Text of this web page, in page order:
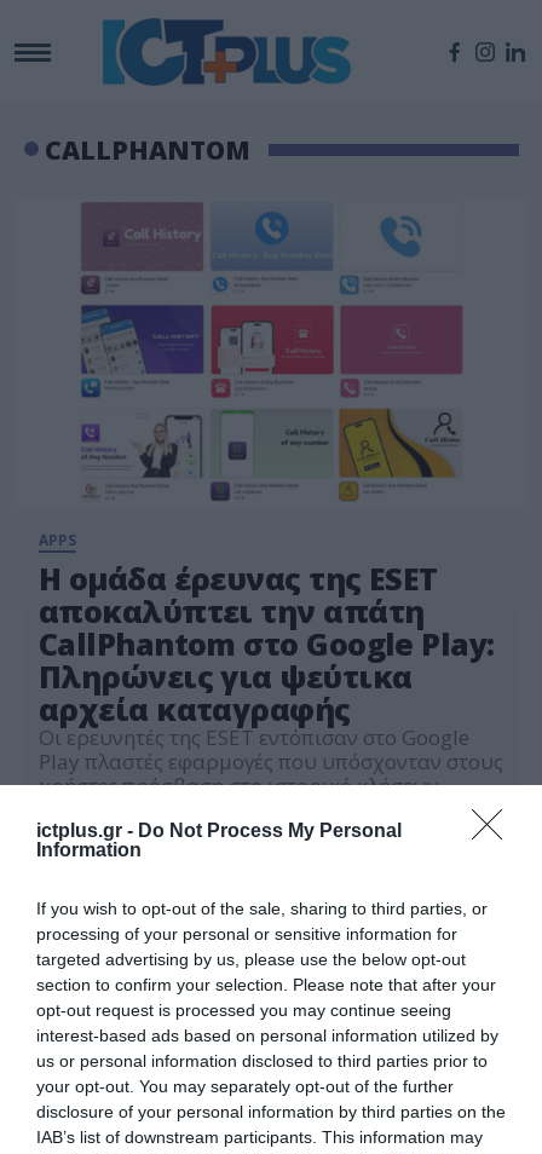
ictplus.gr - Do Not Process My Personal
Information
If you wish to opt-out of the sale, sharing to third parties, or
processing of your personal or sensitive information for
targeted advertising by us, please use the below opt-out
section to confirm your selection. Please note that after your
opt-out request is processed you may continue seeing
interest-based ads based on personal information utilized by
us or personal information disclosed to third parties prior to
your opt-out. You may separately opt-out of the further
disclosure of your personal information by third parties on the
IAB’s list of downstream participants. This information may
CALLPHANTOM
APPS
Η ομάδα έρευνας της ESET
αποκαλύπτει την απάτη
CallPhantom στο Google Play:
Πληρώνεις για ψεύτικα
αρχεία καταγραφής
Οι ερευνητές της ESET εντόπισαν στο Google
Play πλαστές εφαρμογές που υπόσχονταν στους
χρήστες πρόσβαση στο ιστορικό κλήσεων
«οποιουδήποτε αριθμού». Οι εφαρμογές αυτές,
τις οποίες η ESET ονόμασε CallPhantom
εξαιτίας των παραπλανητικών ισχυρισμών
προσφέρουν ιστορικό κλήσεων, αρχεία SMS,
ακόμη και καταγραφές κλήσεων μέσω
WhatsApp για οποιονδήποτε αριθμό
τηλεφώνου. Για […]